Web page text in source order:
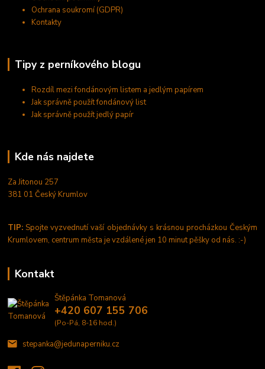
Ochrana soukromí (GDPR)
Kontakty
Tipy z perníkového blogu
Rozdíl mezi fondánovým listem a jedlým papírem
Jak správně použít fondánový list
Jak správně použít jedlý papír
Kde nás najdete
Za Jitonou 257
381 01 Český Krumlov
TIP: Spojte vyzvednutí vaší objednávky s krásnou procházkou Českým
Krumlovem, centrum města je vzdálené jen 10 minut pěšky od nás. :-)
Kontakt
Štěpánka Tomanová
+420 607 155 706
(Po-Pá, 8-16 hod.)
stepanka@jedunaperniku.cz